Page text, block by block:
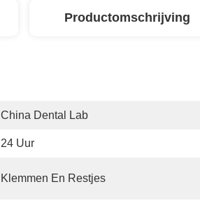
Productomschrijving
China Dental Lab
24 Uur
Klemmen En Restjes